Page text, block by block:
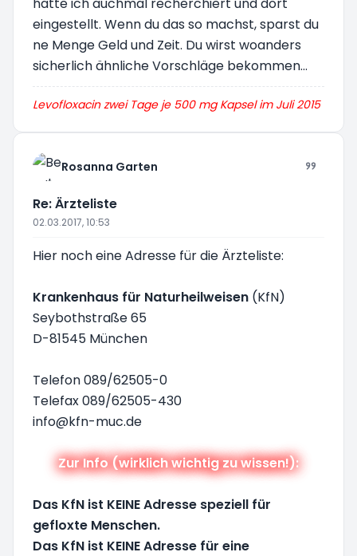
eingestellt. Wenn du das so machst, sparst du
ne Menge Geld und Zeit. Du wirst woanders
sicherlich ähnliche Vorschläge bekommen...
Levofloxacin zwei Tage je 500 mg Kapsel im Juli 2015
Rosanna Garten
Re: Ärzteliste
02.03.2017, 10:53
Hier noch eine Adresse für die Ärzteliste:
Krankenhaus für Naturheilweisen (KfN)
Seybothstraße 65
D-81545 München
Telefon 089/62505-0
Telefax 089/62505-430
info@kfn-muc.de
Zur Info (wirklich wichtig zu wissen!):
Das KfN ist KEINE Adresse speziell für
gefloxte Menschen.
Das KfN ist KEINE Adresse für eine